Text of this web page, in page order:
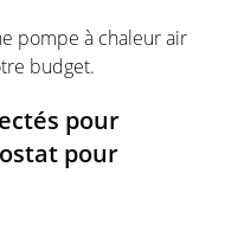
pompe à chaleurair
budget.
pour
pour